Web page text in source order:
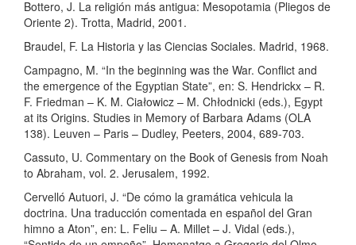
Bottero, J. La religión más antigua: Mesopotamia (Pliegos de
Oriente 2). Trotta, Madrid, 2001.
Braudel, F. La Historia y las Ciencias Sociales. Madrid, 1968.
Campagno, M. “In the beginning was the War. Conflict and
the emergence of the Egyptian State”, en: S. Hendrickx – R.
F. Friedman – K. M. Ciałowicz – M. Chłodnicki (eds.), Egypt
at its Origins. Studies in Memory of Barbara Adams (OLA
138). Leuven – Paris – Dudley, Peeters, 2004, 689-703.
Cassuto, U. Commentary on the Book of Genesis from Noah
to Abraham, vol. 2. Jerusalem, 1992.
Cervelló Autuori, J. “De cómo la gramática vehicula la
doctrina. Una traducción comentada en español del Gran
himno a Aton”, en: L. Feliu – A. Millet – J. Vidal (eds.),